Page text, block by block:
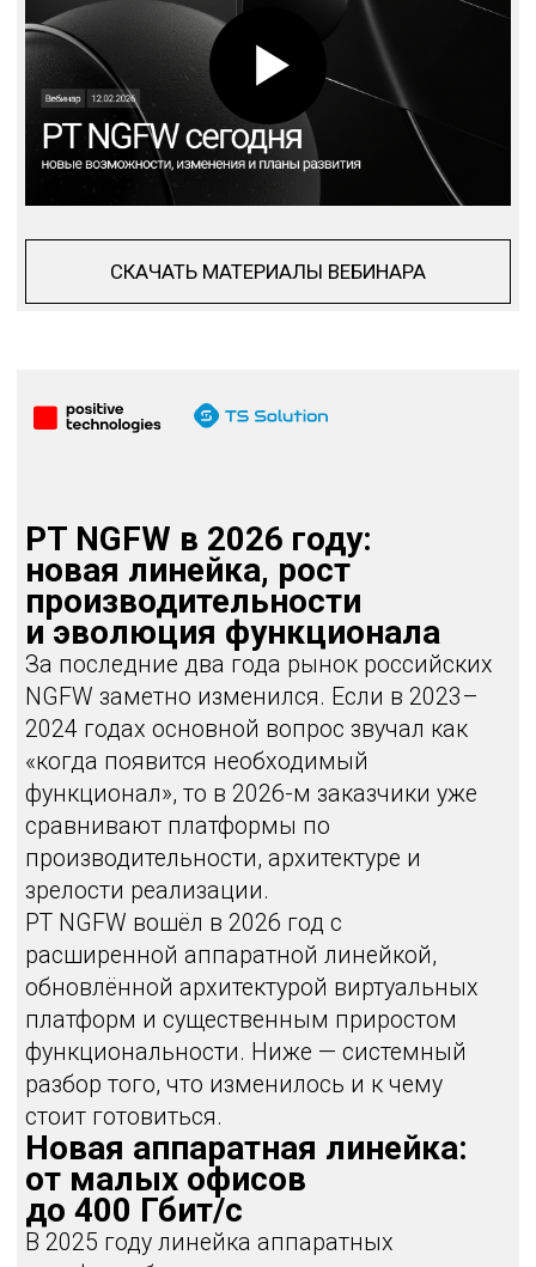
PT NGFW в 2026 году:
новая линейка, рост
производительности
и эволюция функционала
За последние два года рынок российских
NGFW заметно изменился. Если в 2023–
2024 годах основной вопрос звучал как
«когда появится необходимый
сравнивают платформы по
производительности, архитектуре и
функциональности. Ниже — системный
разбор того, что изменилось и к чему
В 2025 году линейка аппаратных
платформ была ограничена семью
моделями. Этого хватало для типовых
задач, но в реальных проектах регулярно
возникали два запроса:
Более компактное решение для
небольших филиалов.
Более производительная платформа
для крупных ЦОД и магистральных
В 2026 году эта проблема фактически
закрыта.
PT NGFW 105 — для небольших офисов
Модель 105 рассчитана на малые
филиалы и удалённые площадки. Это
компактное устройство с базовым
набором интерфейсов, которое закрывает
задачи офисов на десятки сотрудников
без избыточной производительности и
затрат.
PT NGFW 1020 — промежуточное звено
Модель 1020 заняла нишу между 1010 и
1050. Ранее именно этого уровня
производительности не хватало — либо
приходилось переплачивать за старшую
модель, либо мириться с ограничениями
младшей.
Дополнительно заявлена поддержка LTE-
версии, что расширяет сценарии